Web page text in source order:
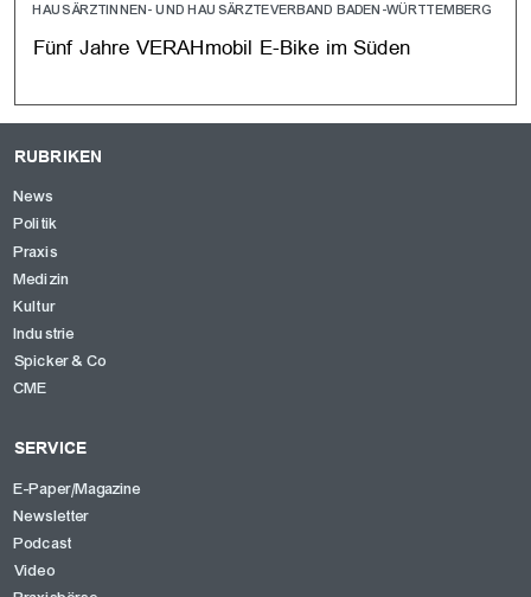
HAUSÄRZTINNEN- UND HAUSÄRZTEVERBAND BADEN-WÜRTTEMBERG
Fünf Jahre VERAHmobil E-Bike im Süden
RUBRIKEN
News
Politik
Praxis
Medizin
Kultur
Industrie
Spicker & Co
CME
SERVICE
E-Paper/Magazine
Newsletter
Podcast
Video